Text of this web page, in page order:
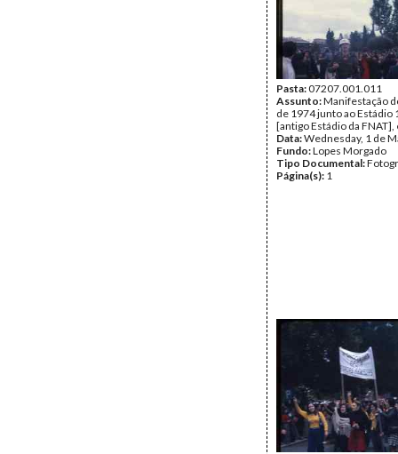
Pasta:07207.001.011
Assunto:Manifestação
de 1974 junto ao Estádio
[antigo Estádio da FNAT],
Data:Wednesday, 1 de
Fundo:Lopes Morgado
Tipo Documental:
Página(s): 1